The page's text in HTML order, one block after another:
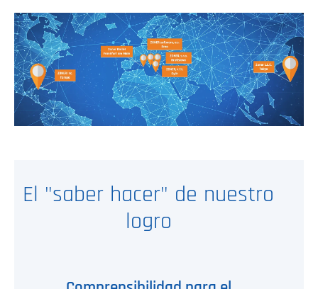
El "saber hacer" de nuestro
logro